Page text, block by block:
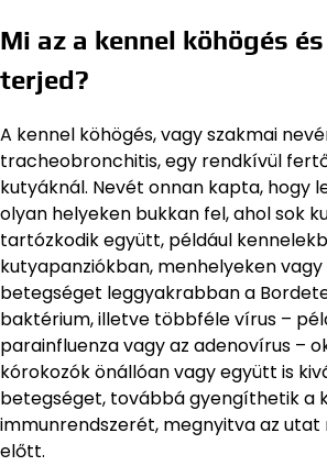
Mi az a kennel köhögés
terjed?
A kennel köhögés, vagy szakmai
tracheobronchitis, egy rendkívül
kutyáknál. Nevét onnan kapta, hogy
olyan helyeken bukkan fel, ahol sok
tartózkodik együtt, például
kutyapanziókban, menhelyeken
betegséget leggyakrabban a
baktérium, illetve többféle vírus –
parainfluenza vagy az adenovírus –
kórokozók önállóan vagy együtt is
betegséget, továbbá gyengíthetik a
immunrendszerét, megnyitva az
előtt.